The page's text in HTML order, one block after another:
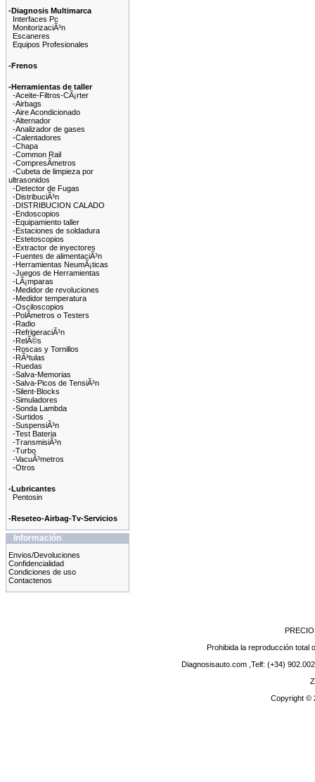
-Diagnosis Multimarca
Interfaces Pc
MonitorizaciÃ³n
Escaneres
Equipos Profesionales
-Frenos
-Herramientas de taller
-Aceite-Filtros-CÃ¡rter
-Airbags
-Aire Acondicionado
-Alternador
-Analizador de gases
-Calentadores
-Chapa
-Common Rail
-CompresÃ­metros
-Cubeta de limpieza por
ultrasonidos
-Detector de Fugas
-DistribuciÃ³n
-DISTRIBUCION CALADO
-Endoscopios
-Equipamiento taller
-Estaciones de soldadura
-Estetoscopios
-Extractor de inyectores
-Fuentes de alimentaciÃ³n
-Herramientas NeumÃ¡ticas
-Juegos de Herramientas
-LÃ¡mparas
-Medidor de revoluciones
-Medidor temperatura
-Osciloscopios
-PolÃ­metros o Testers
-Radio
-RefrigeraciÃ³n
-RelÃ©s
-Roscas y Tornillos
-RÃ³tulas
-Ruedas
-Salva-Memorias
-Salva-Picos de TensiÃ³n
-Silent-Blocks
-Simuladores
-Sonda Lambda
-Surtidos
-SuspensiÃ³n
-Test Bateria
-TransmisiÃ³n
-Turbo
-VacuÃ³metros
-Otros
-Lubricantes
Pentosin
-Reseteo-Airbag-Tv-Servicios
Información
Envios/Devoluciones
Confidencialidad
Condiciones de uso
Contactenos
Prohibida la reproducción total
Diagnosisauto.com ,Telf: (+34)
Copyright ©